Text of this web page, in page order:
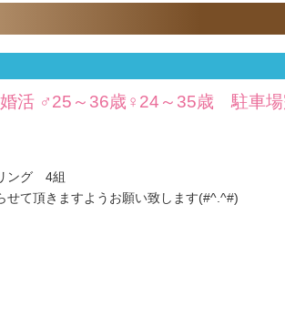
婚活 ♂25～36歳♀24～35歳 駐車
グ 4組
せて頂きますようお願い致します(#^.^#)